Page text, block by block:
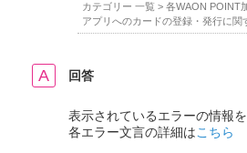
カテゴリー 一覧 > 各WAON POINT
アプリへのカードの登録・発行に関
回答
表示されているエラーの情報を
各エラー文言の詳細はこちら